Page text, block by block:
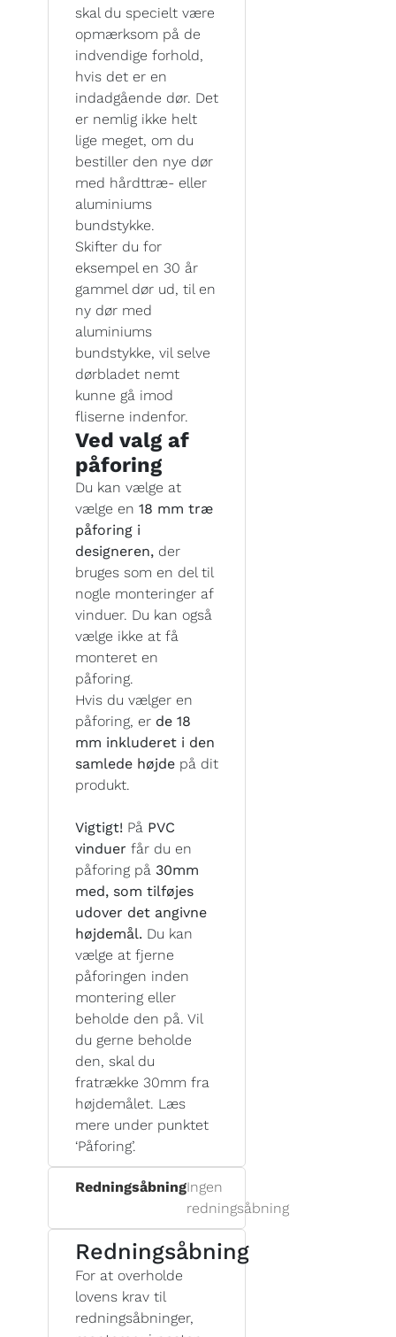
skal du specielt være
opmærksom på de
indvendige forhold,
hvis det er en
indadgående dør. Det
er nemlig ikke helt
lige meget, om du
bestiller den nye dør
med hårdttræ- eller
aluminiums
bundstykke.
Skifter du for
eksempel en 30 år
gammel dør ud, til en
ny dør med
aluminiums
bundstykke, vil selve
dørbladet nemt
kunne gå imod
fliserne indenfor.
Ved valg af
påforing
Du kan vælge at
vælge en 18 mm træ
påforing i
designeren, der
bruges som en del til
nogle monteringer af
vinduer. Du kan også
vælge ikke at få
monteret en
påforing.
Hvis du vælger en
påforing, er de 18
mm inkluderet i den
samlede højde på dit
produkt.
Vigtigt! På PVC
vinduer får du en
påforing på 30mm
med, som tilføjes
udover det angivne
højdemål. Du kan
vælge at fjerne
påforingen inden
montering eller
beholde den på. Vil
du gerne beholde
den, skal du
fratrække 30mm fra
højdemålet. Læs
mere under punktet
‘Påforing’.
RedningsåbningIngen
redningsåbning
Redningsåbning
For at overholde
lovens krav til
redningsåbninger,